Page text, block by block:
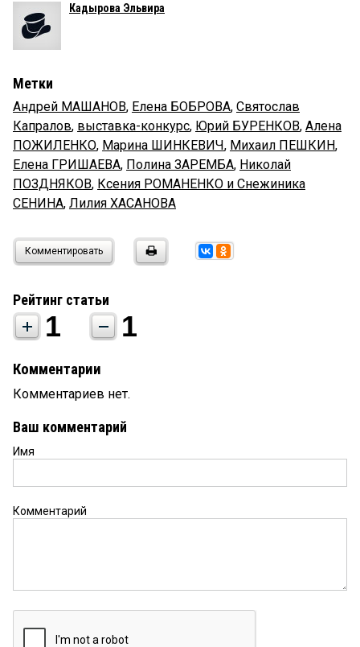
Кадырова Эльвира
Метки
Андрей МАШАНОВ, Елена БОБРОВА, Святослав
Капралов, выставка-конкурс, Юрий БУРЕНКОВ, Алена
ПОЖИЛЕНКО, Марина ШИНКЕВИЧ, Михаил ПЕШКИН,
Елена ГРИШАЕВА, Полина ЗАРЕМБА, Николай
ПОЗДНЯКОВ, Ксения РОМАНЕНКО и Снежиника
СЕНИНА, Лилия ХАСАНОВА
Комментировать
Рейтинг статьи
1 1
Комментарии
Комментариев нет.
Ваш комментарий
Имя
Комментарий